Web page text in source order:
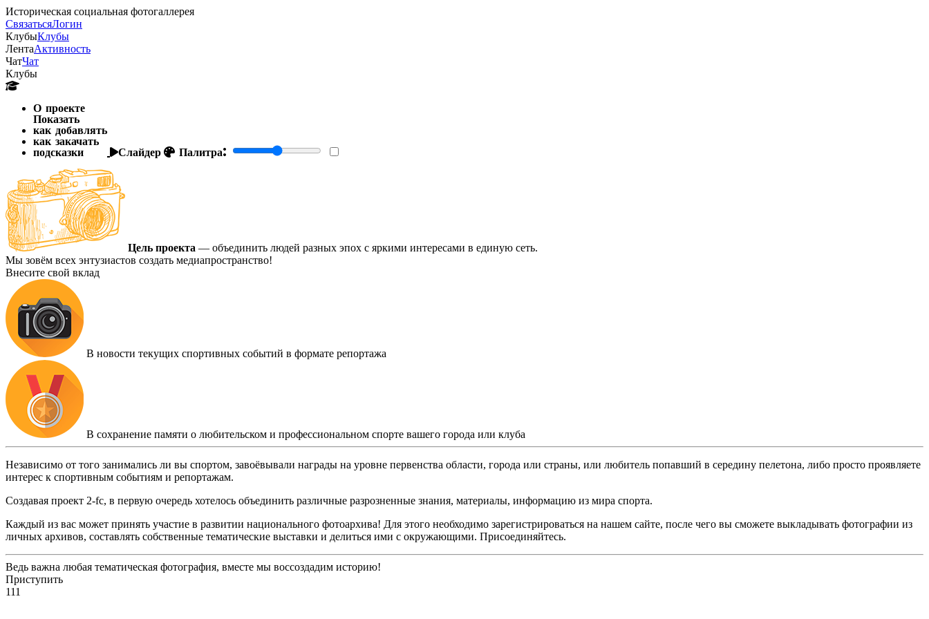
Историческая социальная фотогаллерея
СвязатьсяЛогин
КлубыКлубы
ЛентаАктивность
ЧатЧат
Клубы
О проекте
Показать
как добавлять
как закачать
подсказки
Слайдер Палитра:
Цель проекта — объединить людей разных эпох с яркими интересами в единую сеть.
Мы зовём всех энтузиастов создать медиапространство!
Внесите свой вклад
В новости текущих спортивных событий в формате репортажа
В сохранение памяти о любительском и профессиональном спорте вашего города или клуба
Независимо от того занимались ли вы спортом, завоёвывали награды на уровне первенства области, города или страны, или любитель попавший в середину пелетона, либо просто проявляете
интерес к спортивным событиям и репортажам.
Создавая проект 2-fc, в первую очередь хотелось объединить различные разрозненные знания, материалы, информацию из мира спорта.
Каждый из вас может принять участие в развитии национального фотоархива! Для этого необходимо зарегистрироваться на нашем сайте, после чего вы сможете выкладывать фотографии из
личных архивов, составлять собственные тематические выставки и делиться ими с окружающими. Присоединяйтесь.
Ведь важна любая тематическая фотография, вместе мы воссоздадим историю!
Приступить
111